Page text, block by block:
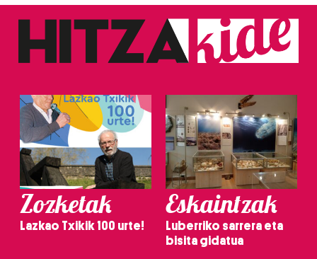
Zozketak
Lazkao Txikik 100 urte!
Eskaintzak
Luberriko sarrera eta
bisita gidatua